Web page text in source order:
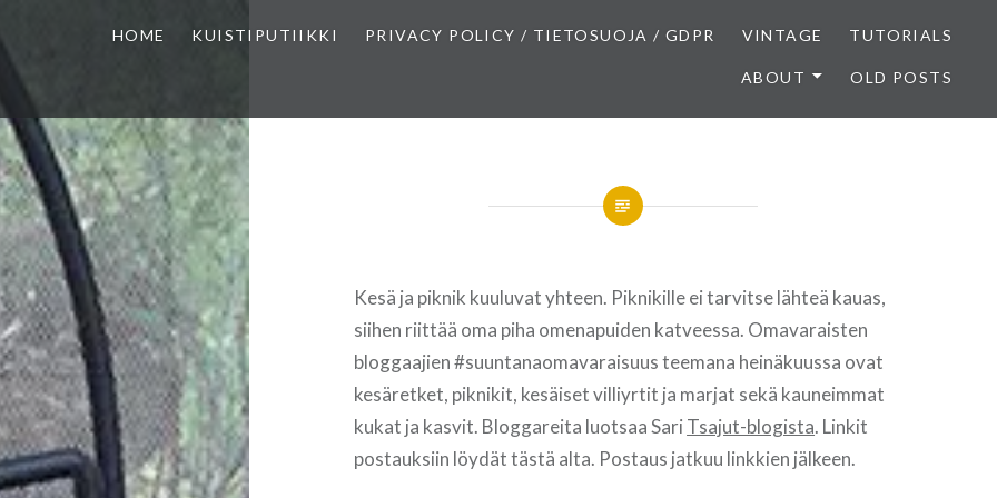
HOME KUISTIPUTIIKKI PRIVACY POLICY / TIETOSUOJA / GDPR VINTAGE TUTORIALS
ABOUT OLD POSTS
Kesä ja piknik kuuluvat yhteen. Piknikille ei tarvitse lähteä kauas,
siihen riittää oma piha omenapuiden katveessa. Omavaraisten
bloggaajien #suuntanaomavaraisuus teemana heinäkuussa ovat
kesäretket, piknikit, kesäiset villiyrtit ja marjat sekä kauneimmat
kukat ja kasvit. Bloggareita luotsaa Sari Tsajut-blogista. Linkit
postauksiin löydät tästä alta. Postaus jatkuu linkkien jälkeen.